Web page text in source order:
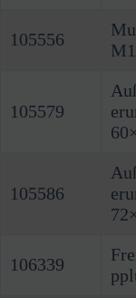
105556
105579
105586
106339